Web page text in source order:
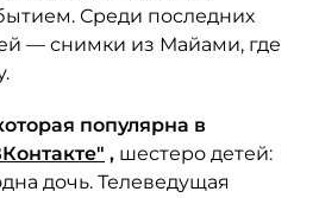
Среди последних
— снимки из Майами, где
популярна в
, шестеро детей:
дочь. Телеведущая